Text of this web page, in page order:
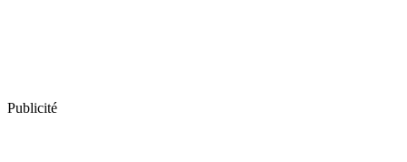
Publicité